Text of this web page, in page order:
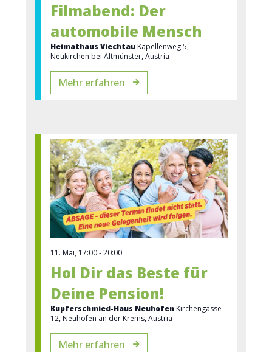
Filmabend: Der
automobile Mensch
Heimathaus Viechtau Kapellenweg 5,
Neukirchen bei Altmünster, Austria
Mehr erfahren
11. Mai, 17:00-20:00
Hol Dir das Beste für
Deine Pension!
Kupferschmied-Haus Neuhofen Kirchengasse
12, Neuhofen an der Krems, Austria
Mehr erfahren